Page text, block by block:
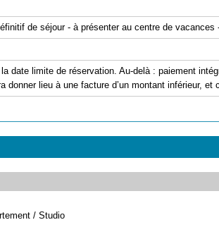
de séjour - à présenter au centre de vacances
date limite de réservation. Au-delà : paiement
donner lieu à une facture d’un montant inférieur, et
/ Studio